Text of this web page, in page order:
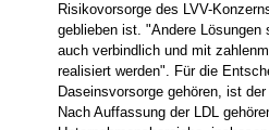
Risikovorsorge des LVV-
geblieben ist. "Andere
auch verbindlich und mit
realisiert werden". Für die
Daseinsvorsorge gehören, ist
Nach Auffassung der LDL